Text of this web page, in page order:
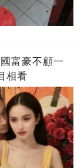
富豪不顧一
相看